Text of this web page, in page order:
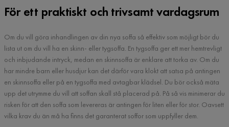
För ett praktiskt och trivsamt vardagsrum
Om du vill göra inhandlingen av din nya soffa så effektiv som möjligt bör du
lista ut om du vill ha en skinn- eller tygsoffa. En tygsoffa ger ett mer hemtrevligt
och inbjudande intryck, medan en skinnsoffa är enklare att torka av. Om du
har mindre barn eller husdjur kan det därför vara klokt att satsa på antingen
en skinnsoffa eller på en tygsoffa med avtagbar klädsel. Du bör också mäta
upp det utrymme du vill att soffan skall stå placerad på. På så vis minimerar du
risken för att den soffa som levereras är antingen för liten eller för stor. Oavsett
vilka krav du än må ha finns det garanterat soffor som uppfyller dem.